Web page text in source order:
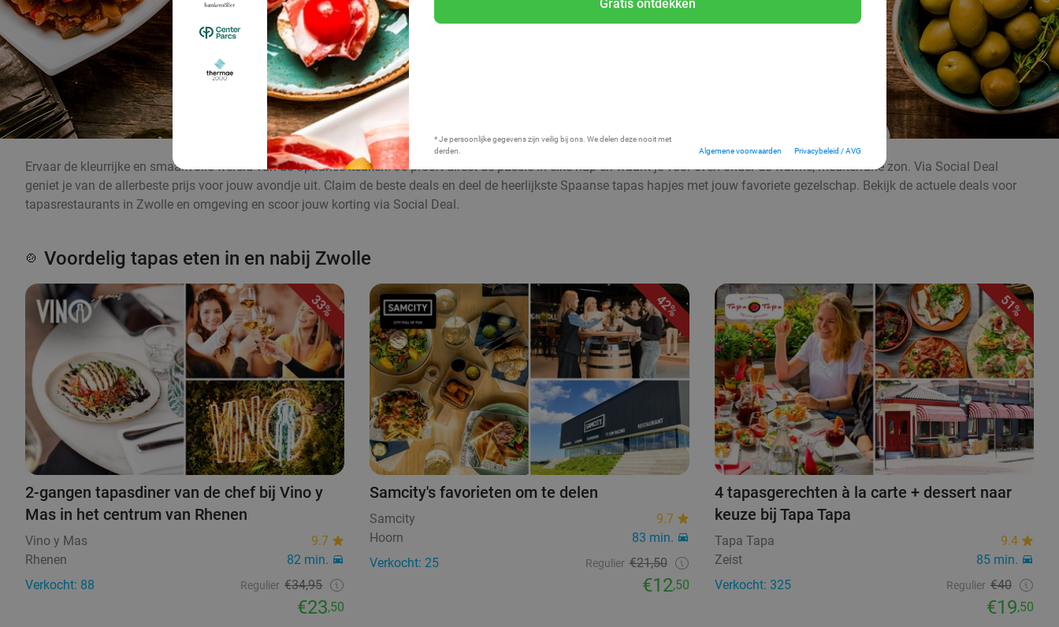
Gratis ontdekken
* Je persoonlijke gegevens zijn veilig bij ons. We delen deze nooit met
derden.
Algemene voorwaarden Privacybeleid / AVG
Ervaar de kleurrijke en smaakvolle wereld van de Spaanse keuken. Je proeft direct de passie in elke hap en waant je voor even onder de warme, mediterrane zon. Via Social Deal
geniet je van de allerbeste prijs voor jouw avondje uit. Claim de beste deals en deel de heerlijkste Spaanse tapas hapjes met jouw favoriete gezelschap. Bekijk de actuele deals voor
tapasrestaurants in Zwolle en omgeving en scoor jouw korting via Social Deal.
🍲 Voordelig tapas eten in en nabij Zwolle
33%
2-gangen tapasdiner van de chef bij Vino y
Mas in het centrum van Rhenen
Vino y Mas
9.7
Rhenen
82 min.
Verkocht: 88
Regulier €34,95
€23,50
42%
Samcity's favorieten om te delen
Samcity
9.7
Hoorn
83 min.
Verkocht: 25
Regulier €21,50
€12,50
51%
4 tapasgerechten à la carte + dessert naar
keuze bij Tapa Tapa
Tapa Tapa
9.4
Zeist
85 min.
Verkocht: 325
Regulier €40
€19,50